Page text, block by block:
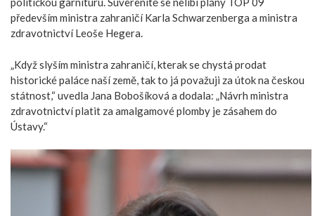
především ministra zahraničí Karla Schwarzenberga a ministra
zdravotnictví Leoše Hegera.
„Když slyším ministra zahraničí, kterak se chystá prodat
historické paláce naší země, tak to já považuji za útok na českou
státnost,“ uvedla Jana Bobošíková a dodala: „Návrh ministra
zdravotnictví platit za amalgamové plomby je zásahem do
Ústavy.“